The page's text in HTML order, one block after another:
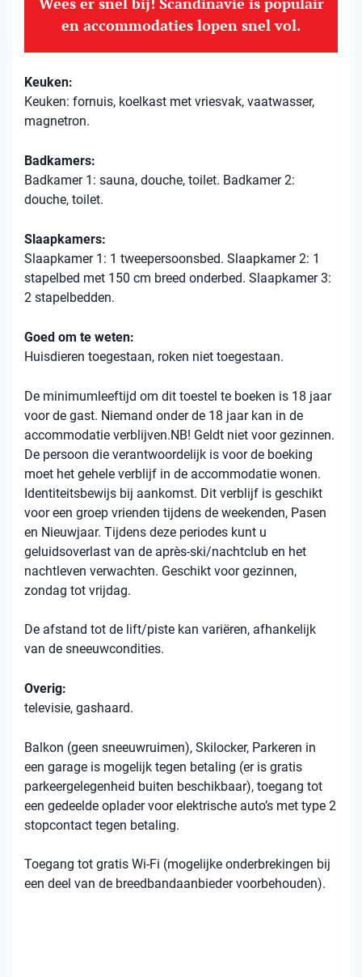
en accommodaties lopen snel vol.
Keuken:
Keuken: fornuis, koelkast met vriesvak, vaatwasser,
magnetron.
Badkamers:
Badkamer 1: sauna, douche, toilet. Badkamer 2:
douche, toilet.
Slaapkamers:
Slaapkamer 1: 1 tweepersoonsbed. Slaapkamer 2: 1
stapelbed met 150 cm breed onderbed. Slaapkamer 3:
2 stapelbedden.
Goed om te weten:
Huisdieren toegestaan, roken niet toegestaan.
De minimumleeftijd om dit toestel te boeken is 18 jaar
voor de gast. Niemand onder de 18 jaar kan in de
accommodatie verblijven.NB! Geldt niet voor gezinnen.
De persoon die verantwoordelijk is voor de boeking
moet het gehele verblijf in de accommodatie wonen.
Identiteitsbewijs bij aankomst. Dit verblijf is geschikt
voor een groep vrienden tijdens de weekenden, Pasen
en Nieuwjaar. Tijdens deze periodes kunt u
geluidsoverlast van de après-ski/nachtclub en het
nachtleven verwachten. Geschikt voor gezinnen,
zondag tot vrijdag.
De afstand tot de lift/piste kan variëren, afhankelijk
van de sneeuwcondities.
Overig:
televisie, gashaard.
Balkon (geen sneeuwruimen), Skilocker, Parkeren in
een garage is mogelijk tegen betaling (er is gratis
parkeergelegenheid buiten beschikbaar), toegang tot
een gedeelde oplader voor elektrische auto’s met type 2
stopcontact tegen betaling.
Toegang tot gratis Wi-Fi (mogelijke onderbrekingen bij
een deel van de breedbandaanbieder voorbehouden).